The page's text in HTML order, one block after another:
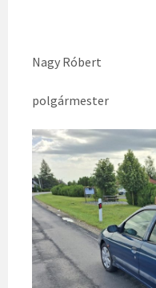
Nagy Róbert
polgármester